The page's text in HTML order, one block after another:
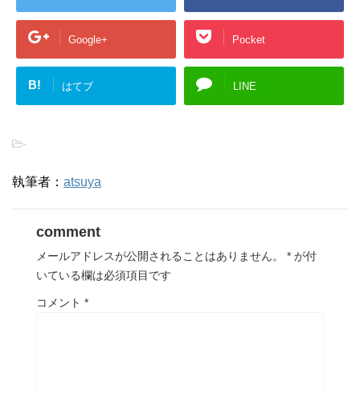
Google+ Pocket
B! はてブ LINE
-
執筆者： atsuya
comment
メールアドレスが公開されることはありません。 * が付
いている欄は必須項目です
コメント *